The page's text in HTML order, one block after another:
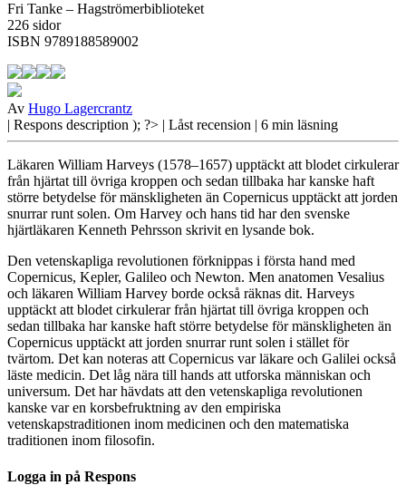
Fri Tanke – Hagströmerbiblioteket
226 sidor
ISBN 9789188589002
Av Hugo Lagercrantz
| Respons description ); ?> | Låst recension | 6 min läsning
Läkaren William Harveys (1578–1657) upptäckt att blodet cirkulerar
från hjärtat till övriga kroppen och sedan tillbaka har kanske haft
större betydelse för mänskligheten än Copernicus upptäckt att jorden
snurrar runt solen. Om Harvey och hans tid har den svenske
hjärtläkaren Kenneth Pehrsson skrivit en lysande bok.
Den vetenskapliga revolutionen förknippas i första hand med
Copernicus, Kepler, Galileo och Newton. Men anatomen Vesalius
och läkaren William Harvey borde också räknas dit. Harveys
upptäckt att blodet cirkulerar från hjärtat till övriga kroppen och
sedan tillbaka har kanske haft större betydelse för mänskligheten än
Copernicus upptäckt att jorden snurrar runt solen i stället för
tvärtom. Det kan noteras att Copernicus var läkare och Galilei också
läste medicin. Det låg nära till hands att utforska människan och
universum. Det har hävdats att den vetenskapliga revolutionen
kanske var en korsbefruktning av den empiriska
vetenskapstraditionen inom medicinen och den matematiska
traditionen inom filosofin.
Logga in på Respons